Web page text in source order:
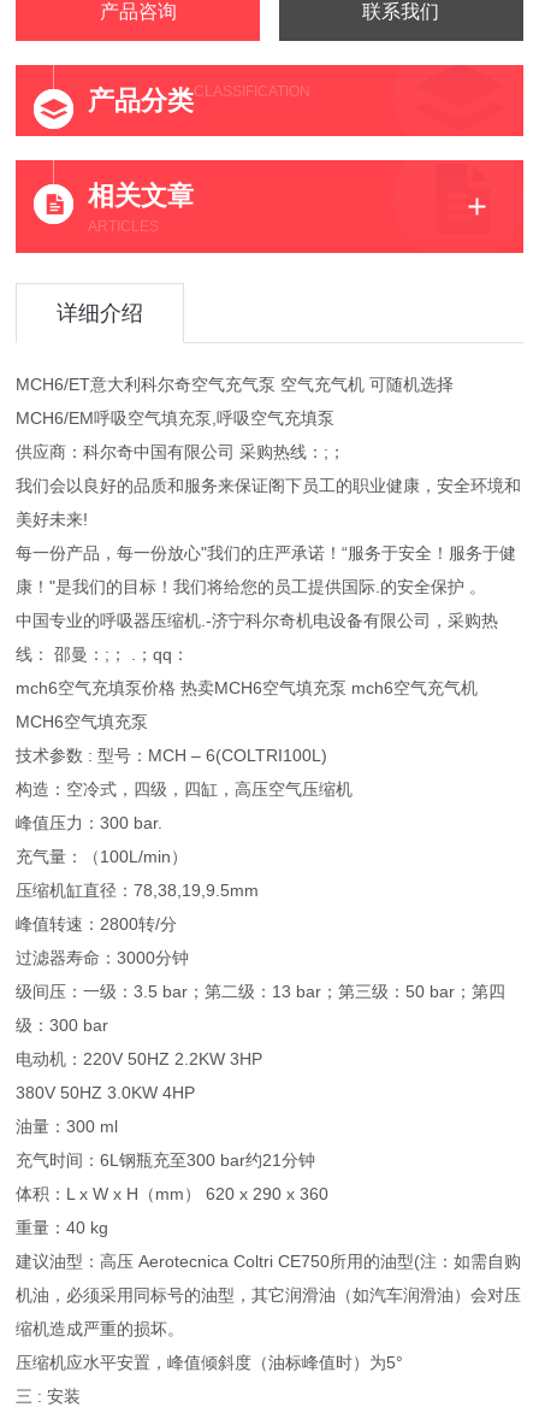
产品咨询 联系我们
产品分类CLASSIFICATION
相关文章
ARTICLES
详细介绍
MCH6/ET意大利科尔奇空气充气泵 空气充气机 可随机选择
MCH6/EM呼吸空气填充泵,呼吸空气充填泵
供应商：科尔奇中国有限公司 采购热线：;；
我们会以良好的品质和服务来保证阁下员工的职业健康，安全环境和
美好未来!
每一份产品，每一份放心"我们的庄严承诺！“服务于安全！服务于健
康！"是我们的目标！我们将给您的员工提供国际.的安全保护 。
中国专业的呼吸器压缩机.-济宁科尔奇机电设备有限公司，采购热
线： 邵曼：;； .；qq：
mch6空气充填泵价格 热卖MCH6空气填充泵 mch6空气充气机
MCH6空气填充泵
技术参数 : 型号：MCH – 6(COLTRI100L)
构造：空冷式，四级，四缸，高压空气压缩机
峰值压力：300 bar.
充气量：（100L/min）
压缩机缸直径：78,38,19,9.5mm
峰值转速：2800转/分
过滤器寿命：3000分钟
级间压：一级：3.5 bar；第二级：13 bar；第三级：50 bar；第四
级：300 bar
电动机：220V 50HZ 2.2KW 3HP
380V 50HZ 3.0KW 4HP
油量：300 ml
充气时间：6L钢瓶充至300 bar约21分钟
体积：L x W x H（mm） 620 x 290 x 360
重量：40 kg
建议油型：高压 Aerotecnica Coltri CE750所用的油型(注：如需自购
机油，必须采用同标号的油型，其它润滑油（如汽车润滑油）会对压
缩机造成严重的损坏。
压缩机应水平安置，峰值倾斜度（油标峰值时）为5°
三 : 安装